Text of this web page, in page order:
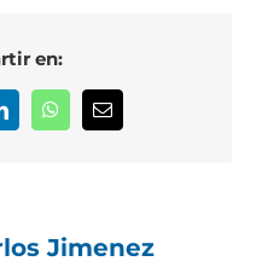
en:
WhatsAppCorreo
electrónico
Jimenez